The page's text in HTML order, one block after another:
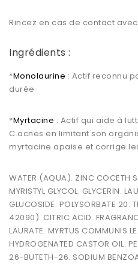
Rincez en cas de contact avec
Ingrédients :
*Monolaurine : Actif reconnu
durée
*Myrtacine : Actif qui aide à
C.acnes en limitant son
myrtacine apaise et corrige
WATER (AQUA). ZINC COCETH
MYRISTYL GLYCOL. GLYCERIN.
GLUCOSIDE. POLYSORBATE 20.
42090). CITRIC ACID.
LAURATE. MYRTUS COMMUNIS
HYDROGENATED CASTOR OIL.
26-BUTETH-26. SODIUM